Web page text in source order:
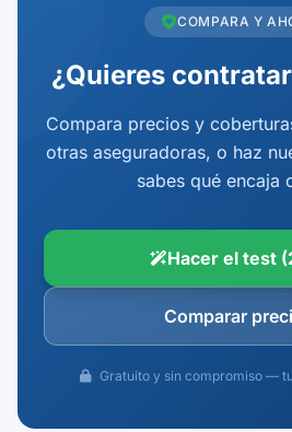
COMPARA Y
¿Quieres
Compara precios y
otras aseguradoras, o haz
sabes qué encaja
Hacer el test
Comparar
Gratuito y sin compromiso —